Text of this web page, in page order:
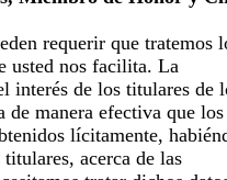
requerir que tratemos
usted nos facilita. La
interés de los titulares de
de manera efectiva que los
lícitamente,
acerca de las